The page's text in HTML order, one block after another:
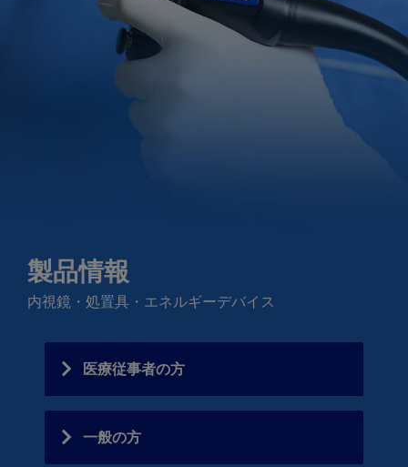
製品情報
内視鏡・処置具・エネルギーデバイス
医療従事者の方
一般の方